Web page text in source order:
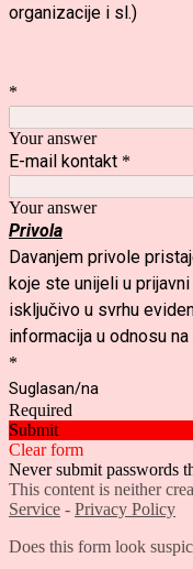
organizacije i sl.)
*
Your answer
E-mail kontakt *
Your answer
Privola
Davanjem privole
koje ste unijeli u
isključivo u svrhu
informacija u odnosu
*
Suglasan/na
Required
Submit
Clear form
Never submit passwords
This content is neither
Service - Privacy Policy
Does this form look